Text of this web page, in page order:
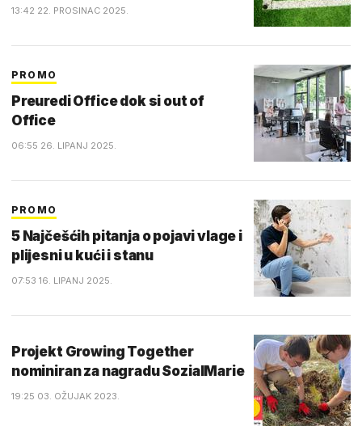
13:42 22. PROSINAC 2025.
PROMO
Preuredi Office dok si out of
Office
06:55 26. LIPANJ 2025.
PROMO
5 Najčešćih pitanja o pojavi vlage i
plijesni u kući i stanu
07:53 16. LIPANJ 2025.
Projekt Growing Together
nominiran za nagradu SozialMarie
19:25 03. OŽUJAK 2023.